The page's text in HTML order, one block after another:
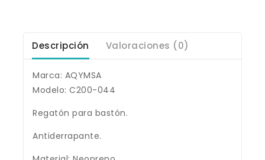
Descripción Valoraciones (0)
Marca: AQYMSA
Modelo: C200-044
Regatón para bastón.
Antiderrapante.